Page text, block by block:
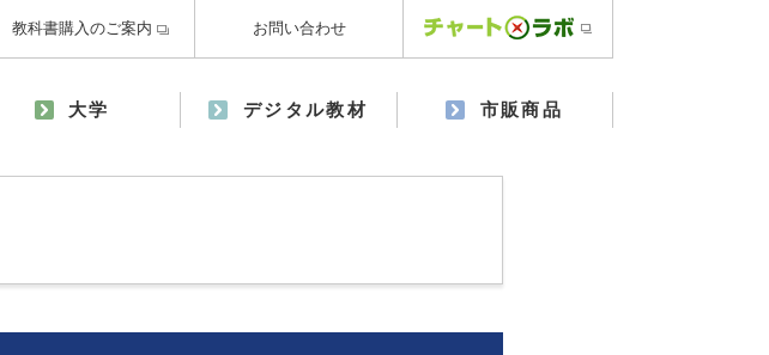
教科書購入のご案内 お問い合わせ
大学 デジタル教材 市販商品